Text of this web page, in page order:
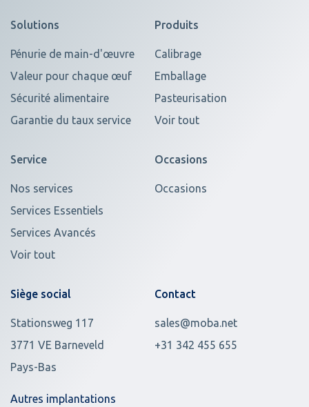
Solutions
Pénurie de main-d'œuvre
Valeur pour chaque œuf
Sécurité alimentaire
Garantie du taux service
Produits
Calibrage
Emballage
Pasteurisation
Voir tout
Service
Nos services
Services Essentiels
Services Avancés
Voir tout
Occasions
Occasions
Siège social
Stationsweg 117
3771 VE Barneveld
Pays-Bas
Autres implantations
Contact
sales@moba.net
+31 342 455 655